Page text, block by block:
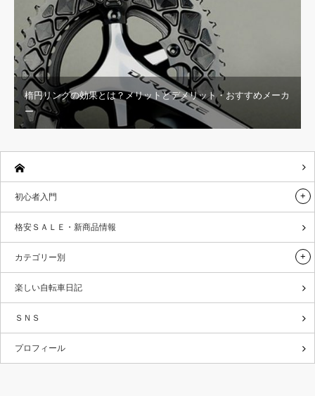
楕円リングの効果とは？メリットとデメリット・おすすめメーカ
ー
初心者入門
格安ＳＡＬＥ・新商品情報
カテゴリー別
楽しい自転車日記
ＳＮＳ
プロフィール